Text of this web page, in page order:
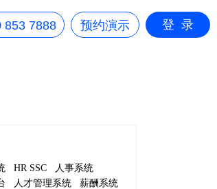
853 7888 预约演示 登录
HR SSC
人事系统
人才管理系统
薪酬系统